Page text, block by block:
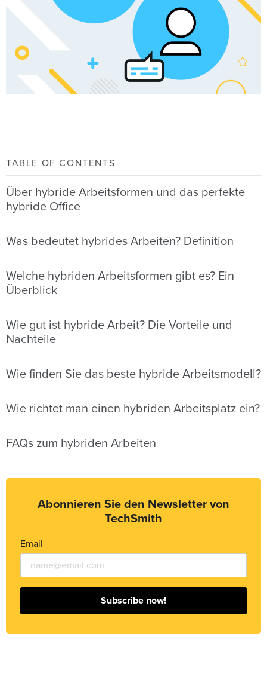
TABLE OF CONTENTS
Über hybride Arbeitsformen und das perfekte
hybride Office
Was bedeutet hybrides Arbeiten? Definition
Welche hybriden Arbeitsformen gibt es? Ein
Überblick
Wie gut ist hybride Arbeit? Die Vorteile und
Nachteile
Wie finden Sie das beste hybride Arbeitsmodell?
Wie richtet man einen hybriden Arbeitsplatz ein?
FAQs zum hybriden Arbeiten
Abonnieren Sie den Newsletter von
TechSmith
Email
Subscribe now!